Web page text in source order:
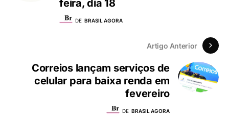
feira, dia 18
DE BRASIL AGORA
Artigo Anterior
Correios lançam serviços de
celular para baixa renda em
fevereiro
DE BRASIL AGORA